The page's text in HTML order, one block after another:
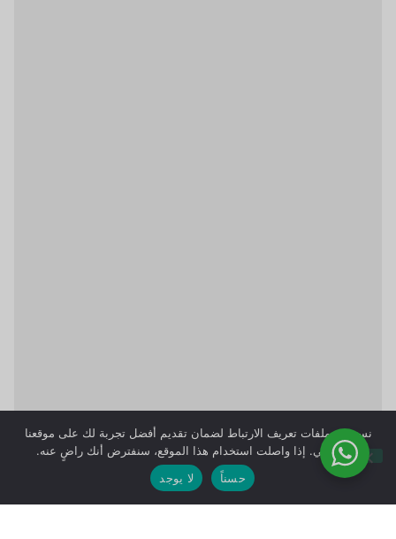
نستخدم ملفات تعريف الارتباط لضمان تقديم أفضل تجربة لك على موقعنا
الإلكتروني. إذا واصلت استخدام هذا الموقع، سنفترض أنك راضٍ عنه.
حسناً
لا يوجد